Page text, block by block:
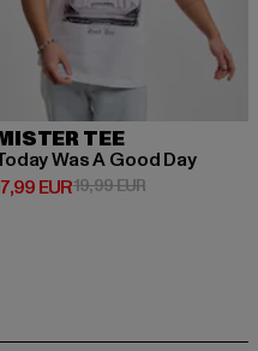
EUR
TEE
Was A Good Day
EUR Preis: 17,99 EUR
19,99 EURAktionspreis: